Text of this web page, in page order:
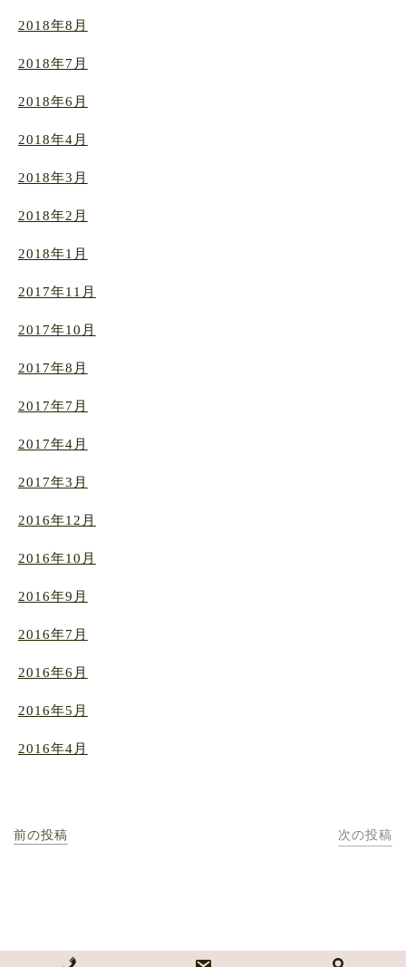
2018年8月
2018年7月
2018年6月
2018年4月
2018年3月
2018年2月
2018年1月
2017年11月
2017年10月
2017年8月
2017年7月
2017年4月
2017年3月
2016年12月
2016年10月
2016年9月
2016年7月
2016年6月
2016年5月
2016年4月
前の投稿 次の投稿
NPO法人 どんぐり自然学校・どんぐり幼児